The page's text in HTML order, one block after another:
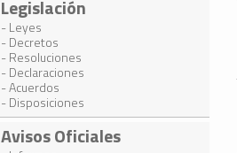
Legislación
- Leyes
- Decretos
- Resoluciones
- Declaraciones
- Acuerdos
- Disposiciones
Avisos Oficiales